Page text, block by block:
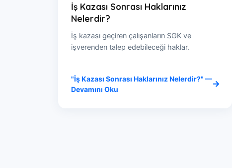
İş Kazası Sonrası Haklarınız
Nelerdir?
İş kazası geçiren çalışanların SGK ve
işverenden talep edebileceği haklar.
"İş Kazası Sonrası Haklarınız Nelerdir?" —
Devamını Oku